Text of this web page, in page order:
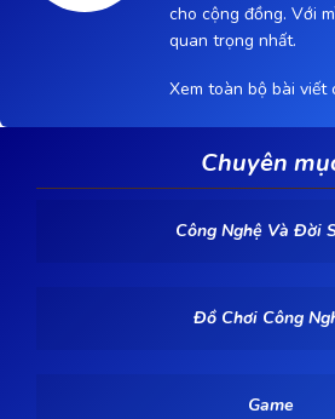
cho cộng đồng. Với
quan trọng nhất.
Xem toàn bộ bài viết
Chuyên
Công Nghệ Và Đời
Đồ Chơi Công
Game